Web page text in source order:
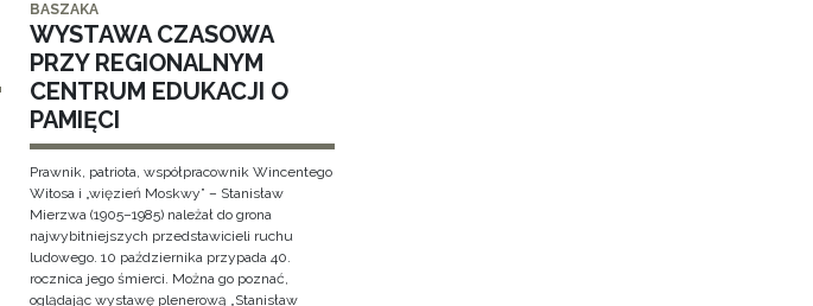
BASZAKA
WYSTAWA CZASOWA
PRZY REGIONALNYM
CENTRUM EDUKACJI O
PAMIĘCI
Prawnik, patriota, współpracownik Wincentego
Witosa i „więzień Moskwy” – Stanisław
Mierzwa (1905–1985) należał do grona
najwybitniejszych przedstawicieli ruchu
ludowego. 10 października przypada 40.
rocznica jego śmierci. Można go poznać,
oglądając wystawę plenerową „Stanisław